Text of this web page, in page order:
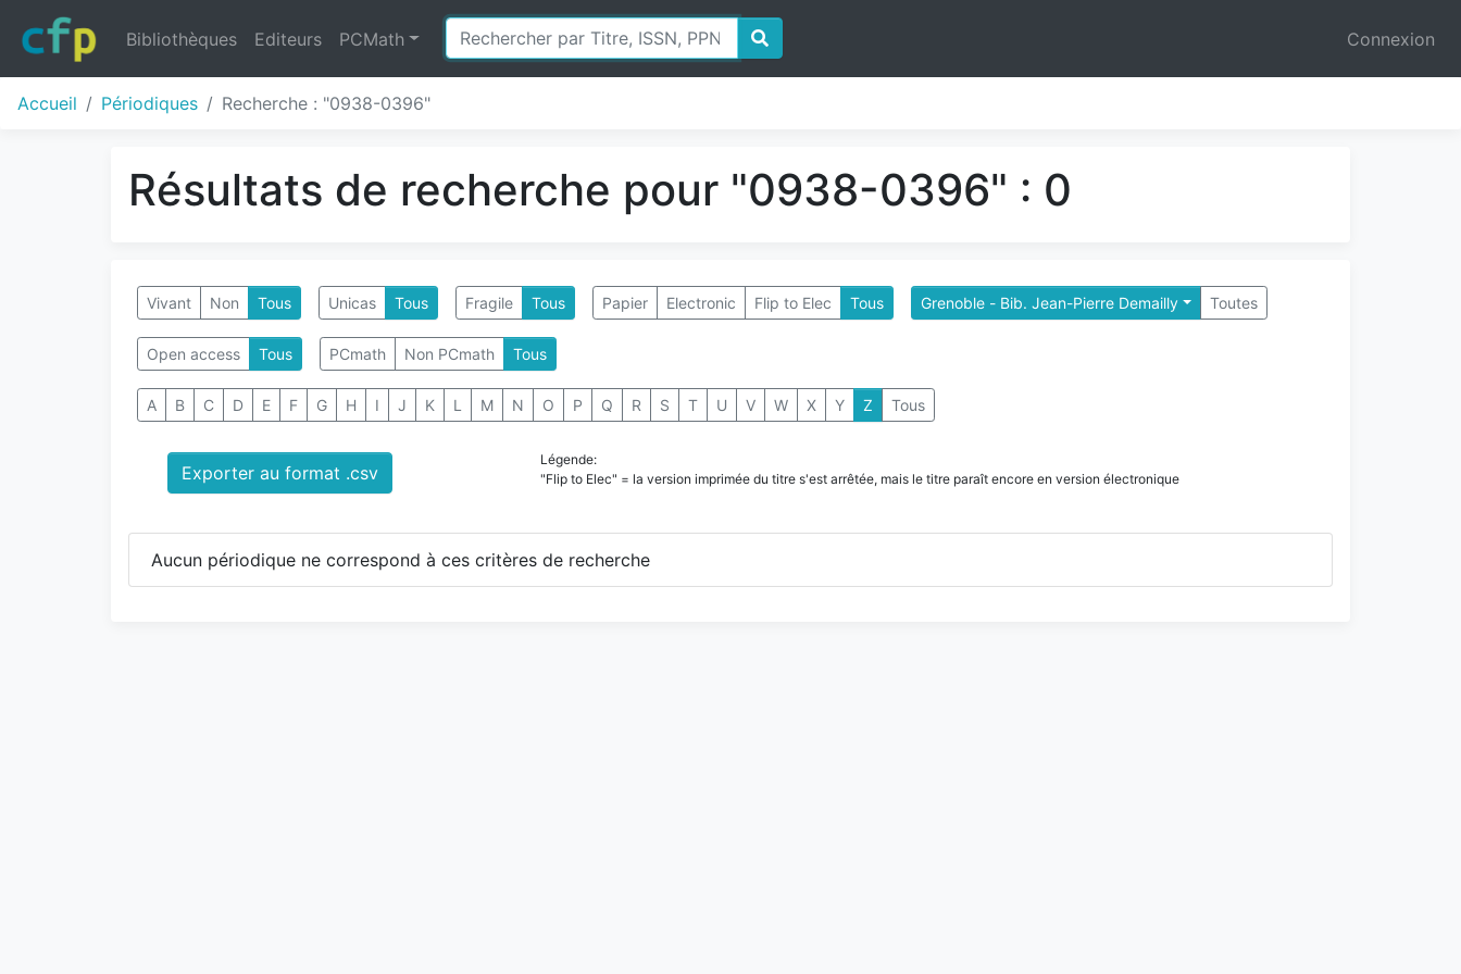
Bibliothèques Editeurs PCMath Connexion
Accueil Périodiques Recherche : "0938-0396"
Résultats de recherche pour "0938-0396" : 0
Vivant Non Tous Unicas Tous Fragile Tous Papier Electronic Flip to Elec Tous Grenoble - Bib. Jean-Pierre Demailly Toutes
Open access Tous PCmath Non PCmath Tous
A B C D E F G H I J K L M N O P Q R S T U V W X Y Z Tous
Exporter au format .csv
Légende:
"Flip to Elec" = la version imprimée du titre s'est arrêtée, mais le titre paraît encore en version électronique
Aucun périodique ne correspond à ces critères de recherche